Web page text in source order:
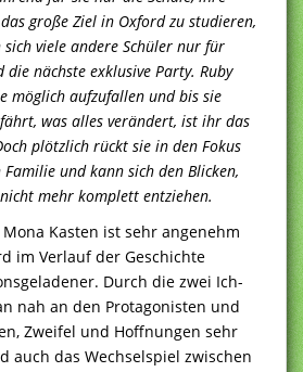
große Ziel in Oxford zu studieren,
viele andere Schüler nur für
die nächste exklusive Party. Ruby
möglich aufzufallen und bis sie
was alles verändert, ist ihr das
plötzlich rückt sie in den Fokus
und kann sich den Blicken,
mehr komplett entziehen.
Kasten ist sehr angenehm
im Verlauf der Geschichte
Durch die zwei Ich-
nah an den Protagonisten und
Zweifel und Hoffnungen sehr
auch das Wechselspiel zwischen